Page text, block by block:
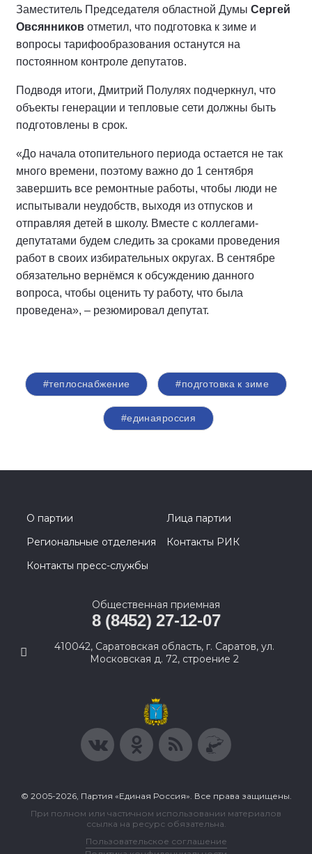
Заместитель Председателя областной Думы Сергей
Овсянников отметил, что подготовка к зиме и
вопросы тарифообразования останутся на
постоянном контроле депутатов.
Подводя итоги, Дмитрий Полулях подчеркнул, что
объекты генерации и тепловые сети должны быть
подготовлены в срок.
«До начала отопительного периода остается не так
много времени, поэтому важно до 1 сентября
завершить все ремонтные работы, чтобы люди не
испытывали неудобств, выходя из отпусков и
отправляя детей в школу. Вместе с коллегами-
депутатами будем следить за сроками проведения
работ в своих избирательных округах. В сентябре
обязательно вернёмся к обсуждению данного
вопроса, чтобы оценить ту работу, что была
проведена», – резюмировал депутат.
#теплоснабжение #подготовка к зиме
#единаяроссия
О партии
Лица партии
Региональные отделения
Контакты РИК
Контакты пресс-службы
Общественная приемная
8 (8452) 27-12-07
410042, Саратовская область, г. Саратов, ул.
Московская д. 72, строение 2
© 2005-2026, Партия «Единая Россия». Все права защищены.
При полном или частичном использовании материалов
ссылка на ресурс обязательна.
Пользовательское соглашение